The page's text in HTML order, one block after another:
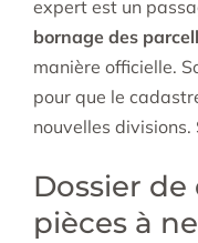
expert est un
bornage des
manière officielle.
pour que le
nouvelles divisions.
Dossier de
pièces à